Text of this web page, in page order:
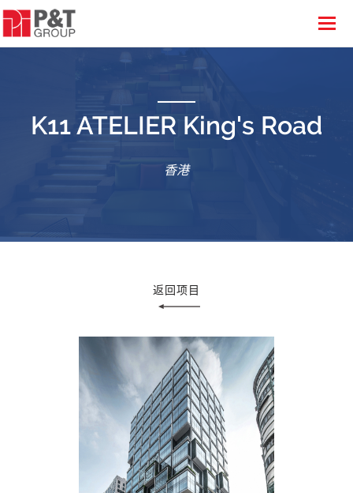
K11 ATELIER King's Road
香港
返回项目